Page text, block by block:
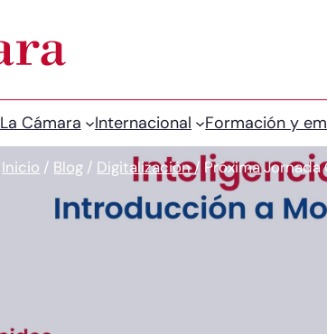
La Cámara Internacional Formación y
Inicio / Blog / Digitalización/ Próxima